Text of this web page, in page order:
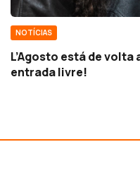
NOTÍCIAS
L’Agosto está de
entrada livre!